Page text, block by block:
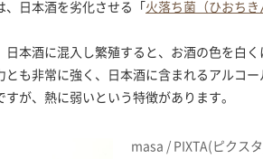
、日本酒を劣化させる「 火落ち菌（ひおちき
日本酒に混入し繁殖すると、お酒の色を白
とも非常に強く、日本酒に含まれるアルコー
が、熱に弱いという特徴があります。
masa / PIXTA(ピクス